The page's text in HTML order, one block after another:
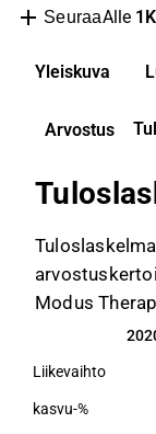
SeuraaAlle 1K
Yleiskuva
Arvostus
Modus
Liikevaihto
kasvu-%